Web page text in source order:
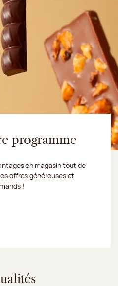
programme
en magasin tout de
offres généreuses et
!